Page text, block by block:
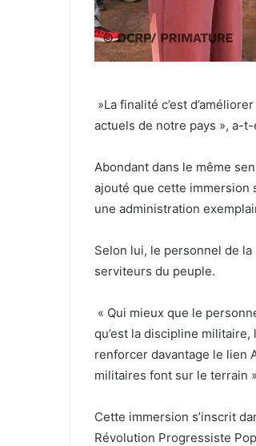
»La finalité c’est
actuels de notre pays », a-
‎Abondant dans le même
ajouté que cette immersion
une administration
‎Selon lui, le personnel de
serviteurs du peuple.
« Qui mieux que le
qu’est la discipline
renforcer davantage le lien
militaires font sur le terrain
‎Cette immersion s’inscrit
Révolution Progressiste